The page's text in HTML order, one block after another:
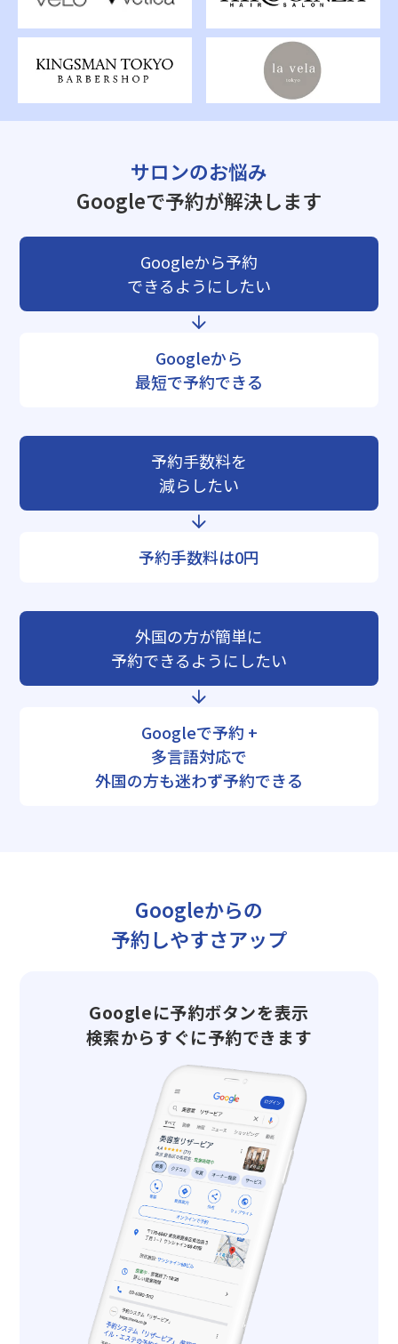
サロンのお悩み
Googleで予約が解決します
Googleから予約
できるようにしたい
Googleから
最短で予約できる
予約手数料を
減らしたい
予約手数料は0円
外国の方が簡単に
予約できるようにしたい
Googleで予約 +
多言語対応で
外国の方も迷わず予約できる
Googleからの
予約しやすさアップ
Googleに予約ボタンを表示
検索からすぐに予約できます